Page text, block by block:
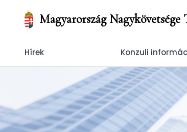
Magyarország
Hírek Konzuli